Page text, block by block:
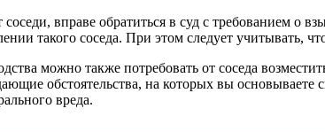
вправе обратиться в суд с требованием о
такого соседа. При этом следует учитывать,
можно также потребовать от соседа
обстоятельства, на которых вы основываете
вреда.